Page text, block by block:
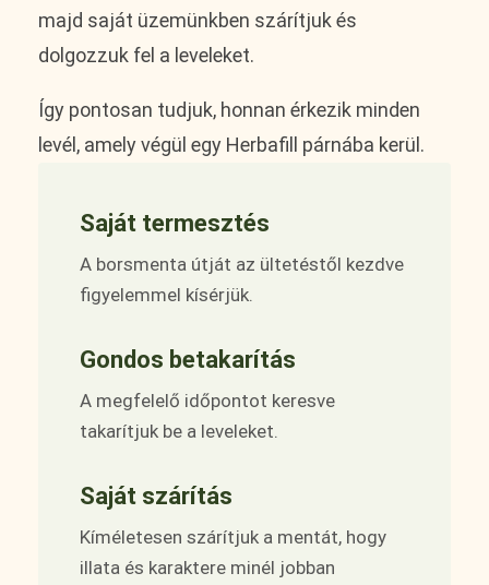
majd saját üzemünkben szárítjuk és
dolgozzuk fel a leveleket.
Így pontosan tudjuk, honnan érkezik minden
levél, amely végül egy Herbafill párnába kerül.
Saját termesztés
A borsmenta útját az ültetéstől kezdve
figyelemmel kísérjük.
Gondos betakarítás
A megfelelő időpontot keresve
takarítjuk be a leveleket.
Saját szárítás
Kíméletesen szárítjuk a mentát, hogy
illata és karaktere minél jobban